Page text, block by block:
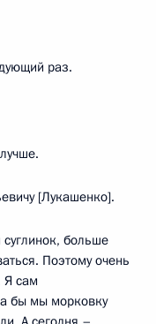
раз.
[Лукашенко].
суглинок, больше
Поэтому очень
Я сам
бы мы морковку